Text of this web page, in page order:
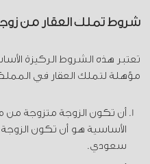
شروط تملك العقار من
تعتبر هذه الشروط الركيزة
مؤهلة لتملك العقار في
أن تكون الزوجة متزوجة
الأساسية هو أن تكون
سعودي.